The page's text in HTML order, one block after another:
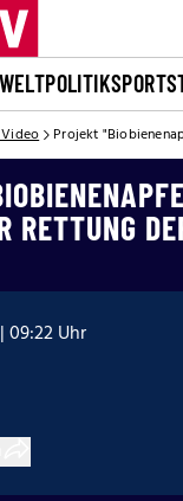
WELTPOLITIKSPORT
Projekt
RETTUNG
09:22 Uhr